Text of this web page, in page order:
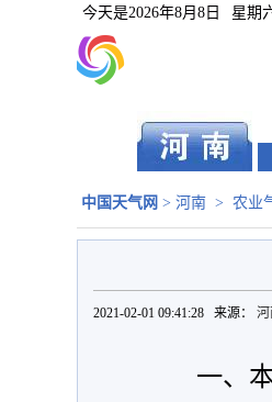
今天是2026年8月8日 星期
中国天气网 > 河南 > 农业
2021-02-01 09:41:28 来源：
一、本